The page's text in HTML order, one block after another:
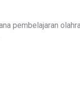
pembelajaran